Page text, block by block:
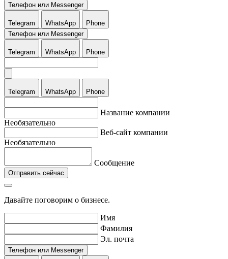
Телефон или Messenger
Telegram WhatsApp
Phone
Телефон или Messenger
Telegram WhatsApp Phone
Telegram WhatsApp Phone
Название компании
Необязательно
Веб-сайт компании
Необязательно
Сообщение
Отправить сейчас
Давайте поговорим о бизнесе.
Имя
Фамилия
Эл. почта
Телефон или Messenger